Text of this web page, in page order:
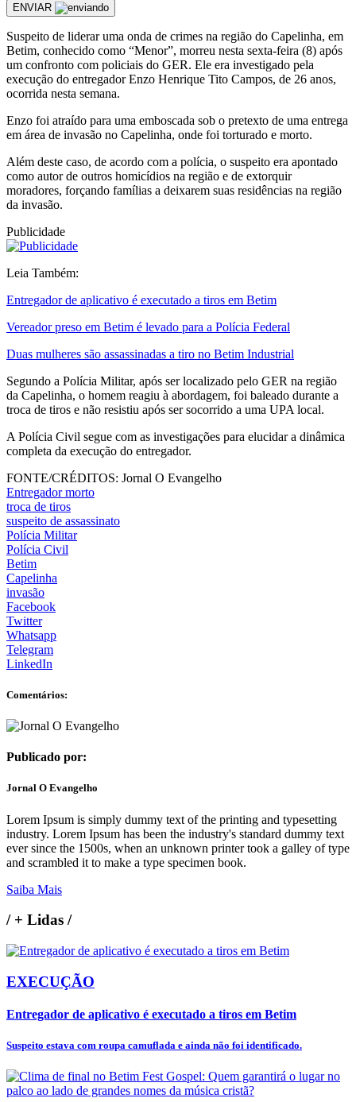
ENVIAR
Suspeito de liderar uma onda de crimes na região do Capelinha, em
Betim, conhecido como “Menor”, morreu nesta sexta-feira (8) após
um confronto com policiais do GER. Ele era investigado pela
execução do entregador Enzo Henrique Tito Campos, de 26 anos,
ocorrida nesta semana.
Enzo foi atraído para uma emboscada sob o pretexto de uma entrega
em área de invasão no Capelinha, onde foi torturado e morto.
Além deste caso, de acordo com a polícia, o suspeito era apontado
como autor de outros homicídios na região e de extorquir
moradores, forçando famílias a deixarem suas residências na região
da invasão.
Publicidade
Leia Também:
Entregador de aplicativo é executado a tiros em Betim
Vereador preso em Betim é levado para a Polícia Federal
Duas mulheres são assassinadas a tiro no Betim Industrial
Segundo a Polícia Militar, após ser localizado pelo GER na região
da Capelinha, o homem reagiu à abordagem, foi baleado durante a
troca de tiros e não resistiu após ser socorrido a uma UPA local.
A Polícia Civil segue com as investigações para elucidar a dinâmica
completa da execução do entregador.
FONTE/CRÉDITOS: Jornal O Evangelho
Entregador morto
troca de tiros
suspeito de assassinato
Polícia Militar
Polícia Civil
Betim
Capelinha
invasão
Facebook
Twitter
Whatsapp
Telegram
LinkedIn
Comentários:
Publicado por:
Jornal O Evangelho
Lorem Ipsum is simply dummy text of the printing and typesetting
industry. Lorem Ipsum has been the industry's standard dummy text
ever since the 1500s, when an unknown printer took a galley of type
and scrambled it to make a type specimen book.
Saiba Mais
/+ Lidas /
EXECUÇÃO
Entregador de aplicativo é executado a tiros em Betim
Suspeito estava com roupa camuflada e ainda não foi identificado.